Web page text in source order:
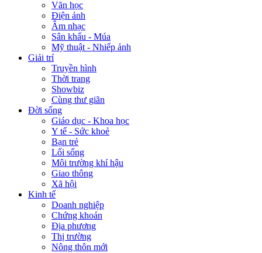
Văn học
Điện ảnh
Âm nhạc
Sân khấu - Múa
Mỹ thuật - Nhiếp ảnh
Giải trí
Truyền hình
Thời trang
Showbiz
Cùng thư giãn
Đời sống
Giáo dục - Khoa học
Y tế - Sức khoẻ
Bạn trẻ
Lối sống
Môi trường khí hậu
Giao thông
Xã hội
Kinh tế
Doanh nghiệp
Chứng khoán
Địa phương
Thị trường
Nông thôn mới